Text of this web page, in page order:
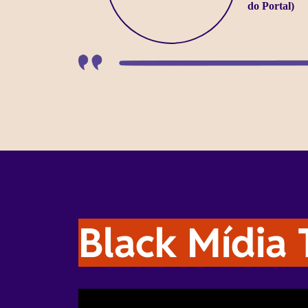
do Portal)
Black Mídia